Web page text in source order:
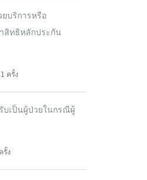
บริการหรือ
สิทธิหลักประกัน
ครั้ง
บเป็นผู้ป่วยในกรณีผู้
รั้ง